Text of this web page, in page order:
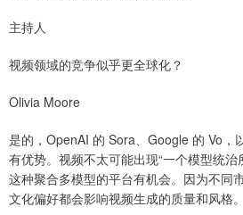
主持人
视频领域的竞争似乎更全球化？
Olivia Moore
是的，OpenAI 的 Sora、Google 的 Vo，
有优势。视频不太可能出现“一个模型统
这种聚合多模型的平台有机会。因为不同
文化偏好都会影响视频生成的质量和风格。